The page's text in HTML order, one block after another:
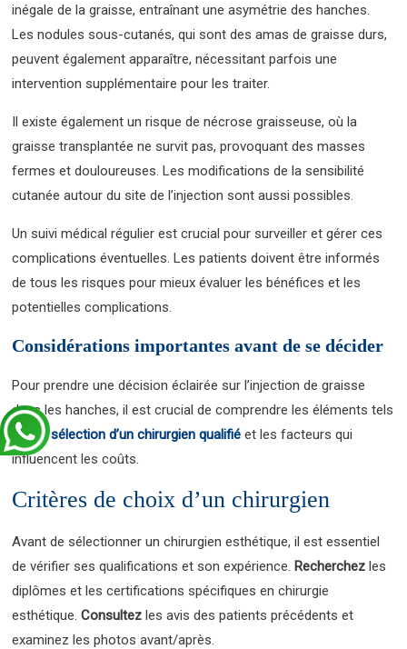
inégale de la graisse, entraînant une asymétrie des hanches.
Les nodules sous-cutanés, qui sont des amas de graisse durs,
peuvent également apparaître, nécessitant parfois une
intervention supplémentaire pour les traiter.
Il existe également un risque de nécrose graisseuse, où la
graisse transplantée ne survit pas, provoquant des masses
fermes et douloureuses. Les modifications de la sensibilité
cutanée autour du site de l’injection sont aussi possibles.
Un suivi médical régulier est crucial pour surveiller et gérer ces
complications éventuelles. Les patients doivent être informés
de tous les risques pour mieux évaluer les bénéfices et les
potentielles complications.
Considérations importantes avant de se décider
Pour prendre une décision éclairée sur l’injection de graisse
dans les hanches, il est crucial de comprendre les éléments tels
que lasélection d’un chirurgien qualifié et les facteurs qui
influencent les coûts.
Critères de choix d’un chirurgien
Avant de sélectionner un chirurgien esthétique, il est essentiel
de vérifier ses qualifications et son expérience. Recherchez les
diplômes et les certifications spécifiques en chirurgie
esthétique.Consultez les avis des patients précédents et
examinez les photos avant/après.